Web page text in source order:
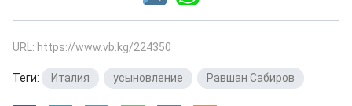
URL: https://www.vb.kg/224350
Теги: Италия усыновление Равшан Сабиров